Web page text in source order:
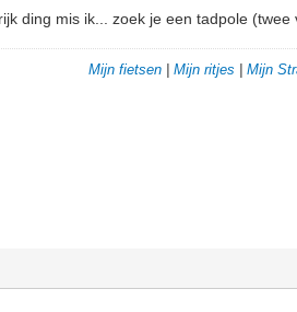
ding mis ik... zoek je een tadpole
Mijn fietsen| Mijn ritjes Mijn